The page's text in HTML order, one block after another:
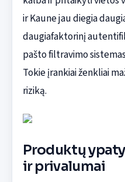
ir Kaune jau diegia
daugiafaktorinį
pašto filtravimo
Tokie įrankiai ženkliai
riziką.
Produktų
ir privalumai